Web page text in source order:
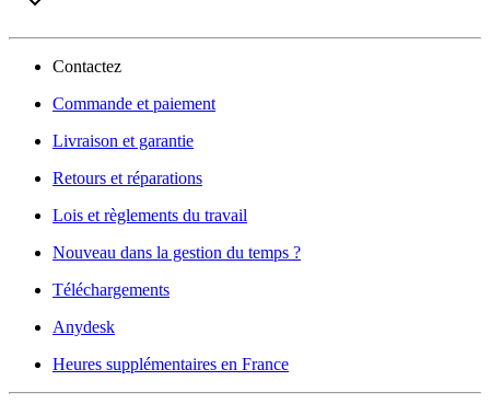
Contactez
Commande et paiement
Livraison et garantie
Retours et réparations
Lois et règlements du travail
Nouveau dans la gestion du temps ?
Téléchargements
Anydesk
Heures supplémentaires en France